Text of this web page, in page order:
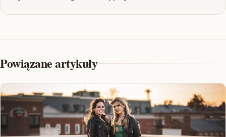
Powiązane artykuły